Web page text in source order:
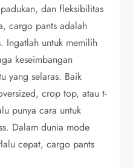
dan fleksibilitas
cargo pants adalah
Ingatlah untuk memilih
keseimbangan
yang selaras. Baik
crop top, atau t-
punya cara untuk
Dalam dunia mode
cepat, cargo pants